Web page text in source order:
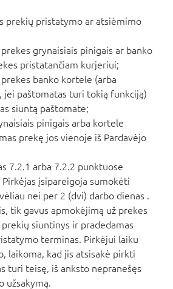
prekių pristatymo ar atsiėmimo
grynaisiais pinigais ar banko
pristatančiam kurjeriui;
banko kortele (arba
jei paštomatas turi tokią funkciją)
siuntą paštomate;
pinigais arba kortele
prekę jos vienoje iš Pardavėjo
7.2.1 arba 7.2.2 punktuose
įsipareigoja sumokėti
nei per 2 (dvi) darbo dienas .
tik gavus apmokėjimą už prekes
siuntinys ir pradedamas
terminas. Pirkėjui laiku
laikoma, kad jis atsisakė pirkti
turi teisę, iš anksto nepranešęs
užsakymą.